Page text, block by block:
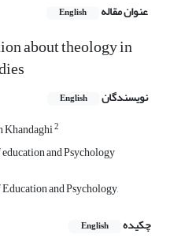
عنوان مقاله English
about theology in
نویسندگان English
Khandaghi2
and Psychology
and Psychology,
چکیده
English